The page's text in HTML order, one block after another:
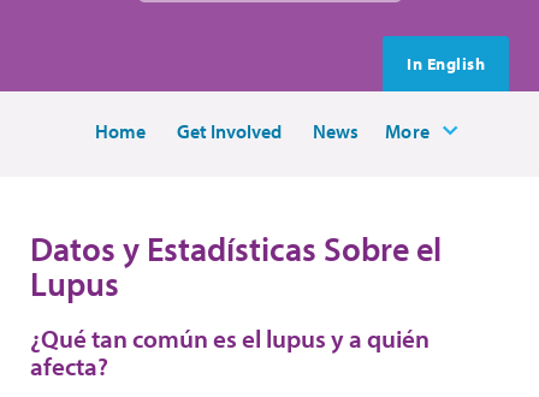
In English
Home Get Involved News More
Datos y Estadísticas Sobre el
Lupus
¿Qué tan común es el lupus y a quién
afecta?